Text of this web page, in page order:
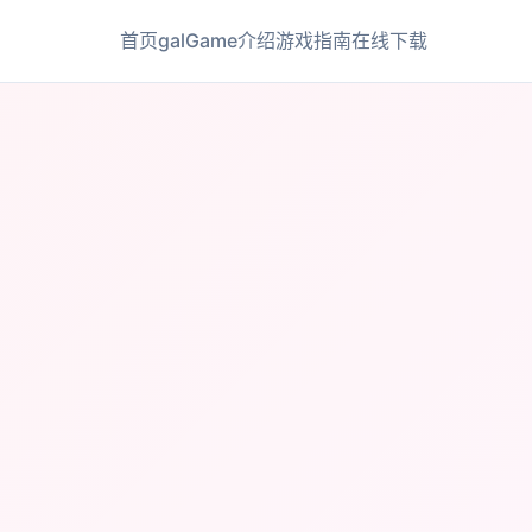
首页galGame介绍游戏指南在线下载